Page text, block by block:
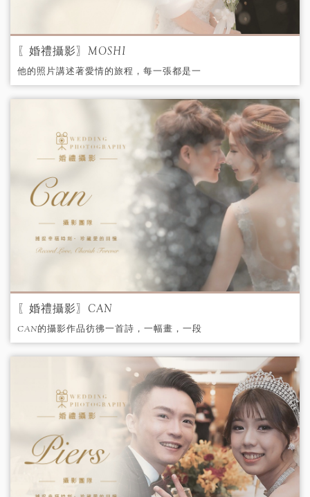
〖婚禮攝影〗MOSHI
他的照片講述著愛情的旅程，每一張都是一
個故事的開始，一段回憶的延續。他將那些
珍貴的時刻凝固在時光的長河中，讓人們可
〖婚禮攝影〗CAN
CAN的攝影作品彷彿一首詩，一幅畫，一段
動人的故事。